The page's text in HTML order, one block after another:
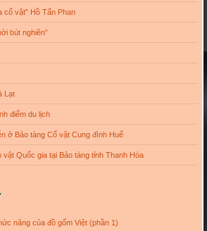
cổ vật” Hồ Tấn Phan
bút nghiên”
Lạt
điểm du lịch
ở Bảo tàng Cổ vật Cung đình Huế
Quốc gia tại Bảo tàng tỉnh Thanh Hóa
năng của đồ gốm Việt (phần 1)